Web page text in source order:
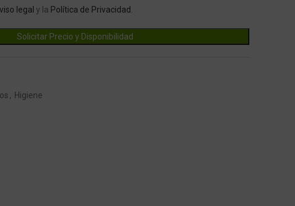
legal y la Política de Privacidad
, Higiene